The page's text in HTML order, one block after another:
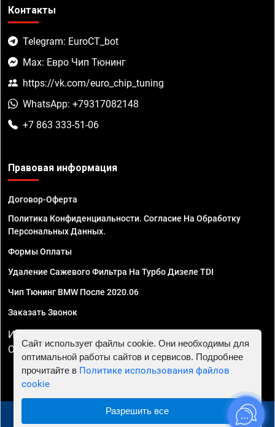
Контакты
Telegram: EuroCT_bot
Max: Евро Чип Тюнинг
https://vk.com/euro_chip_tuning
WhatsApp: +79317082148
+7 863 333-51-06
Правовая информация
Договор-Оферта
Политика Конфиденциальности. Согласие На Обработку
Персональных Данных.
Формы Оплаты
Удаление Сажевого Фильтра На Турбо Дизеле TDI
Чип Тюнинг BMW После 2020.06
Заказать Звонок
ИП Смирнов Георгий Павлович. ИНН 781302555843,
ОГРНИП 324470400032610
© 2010 - 2026 Чип тюнинг в Ростове-на-Дону -
Сайт использует файлы cookie. Они необходимы для
оптимальной работы сайтов и сервисов. Подробнее
прочитайте в Политике использования файлов
cookie
Разрешить все